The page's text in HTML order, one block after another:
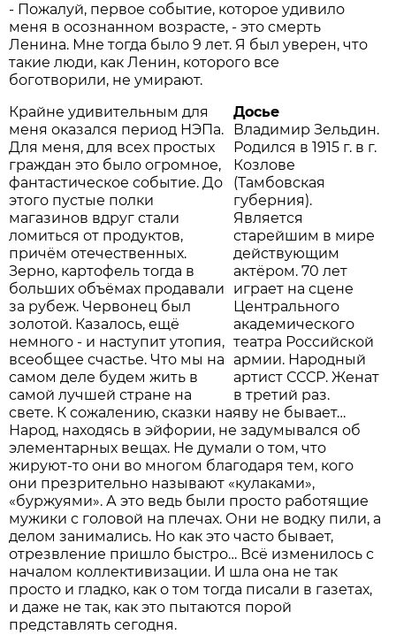
- Пожалуй, первое событие, которое удивило
меня в осознанном возрасте, - это смерть
Ленина. Мне тогда было 9 лет. Я был уверен, что
такие люди, как Ленин, которого все
боготворили, не умирают.
Досье
Владимир Зельдин.
Родился в 1915 г. в г.
Козлове
(Тамбовская
губерния).
Является
старейшим в мире
действующим
актёром. 70 лет
играет на сцене
Центрального
академического
театра Российской
армии. Народный
артист СССР. Женат
в третий раз.
Крайне удивительным для
меня оказался период НЭПа.
Для меня, для всех простых
граждан это было огромное,
фантастическое событие. До
этого пустые полки
магазинов вдруг стали
ломиться от продуктов,
причём отечественных.
Зерно, картофель тогда в
больших объёмах продавали
за рубеж. Червонец был
золотой. Казалось, ещё
немного - и наступит утопия,
всеобщее счастье. Что мы на
самом деле будем жить в
самой лучшей стране на
свете. К сожалению, сказки наяву не бывает…
Народ, находясь в эйфории, не задумывался об
элементарных вещах. Не думали о том, что
жируют-то они во многом благодаря тем, кого
они презрительно называют «кулаками»,
«буржуями». А это ведь были просто работящие
мужики с головой на плечах. Они не водку пили, а
делом занимались. Но как это часто бывает,
отрезвление пришло быстро… Всё изменилось с
началом коллективизации. И шла она не так
просто и гладко, как о том тогда писали в газетах,
и даже не так, как это пытаются порой
представлять сегодня.